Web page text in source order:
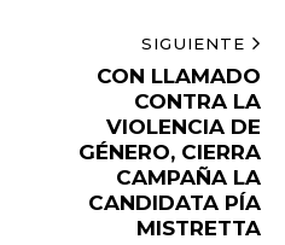
SIGUIENTE
CON LLAMADO
CONTRA LA
VIOLENCIA DE
GÉNERO, CIERRA
CAMPAÑA LA
CANDIDATA PÍA
MISTRETTA